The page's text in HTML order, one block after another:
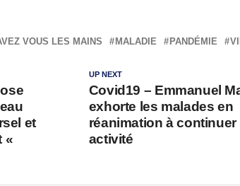
VOUS LES MAINS MALADIE PANDÉMIE
UP NEXT
Covid19 – Emmanuel
exhorte les malades en
réanimation à continuer
activité
et
«